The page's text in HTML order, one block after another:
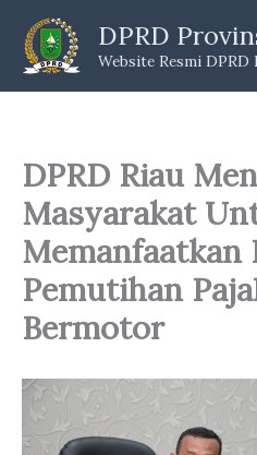
content
DPRD
Website Resmi DPRD
DPRD Riau
Masyarakat
Memanfaatkan
Pemutihan
Bermotor